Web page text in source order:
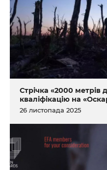
Стрічка «2000 метрів
кваліфікацію на
26 листопада 2025